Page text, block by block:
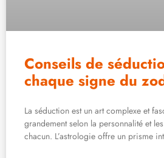
Conseils de
chaque signe du
La séduction est un art complexe et
grandement selon la personnalité et
chacun. L’astrologie offre un prisme